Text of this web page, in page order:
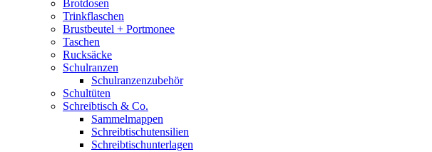
Brotdosen
Trinkflaschen
Brustbeutel + Portmonee
Taschen
Rucksäcke
Schulranzen
Schulranzenzubehör
Schultüten
Schreibtisch & Co.
Sammelmappen
Schreibtischutensilien
Schreibtischunterlagen